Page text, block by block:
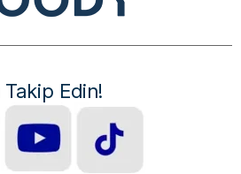
Takip Edin!